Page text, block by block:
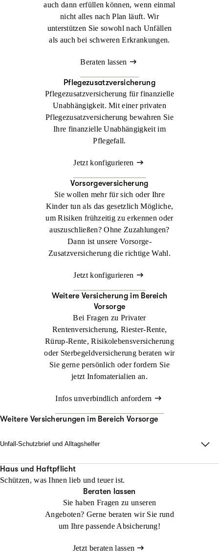
auch dann erfüllen können, wenn einmal
nicht alles nach Plan läuft. Wir
unterstützen Sie sowohl nach Unfällen
als auch bei schweren Erkrankungen.
Beraten lassen
Pflegezusatzversicherung
Pflegezusatzversicherung für finanzielle
Unabhängigkeit. Mit einer privaten
Pflegezusatzversicherung bewahren Sie
Ihre finanzielle Unabhängigkeit im
Pflegefall.
Jetzt konfigurieren
Vorsorgeversicherung
Sie wollen mehr für sich oder Ihre
Kinder tun als das gesetzlich Mögliche,
um Risiken frühzeitig zu erkennen oder
auszuschließen? Ohne Zuzahlungen?
Dann ist unsere Vorsorge-
Zusatzversicherung die richtige Wahl.
Jetzt konfigurieren
Weitere Versicherung im Bereich
Vorsorge
Bei Fragen zu Privater
Rentenversicherung, Riester-Rente,
Rürup-Rente, Risikolebensversicherung
oder Sterbegeldversicherung beraten wir
Sie gerne persönlich oder fordern Sie
jetzt Infomaterialien an.
Infos unverbindlich anfordern
Weitere Versicherungen im Bereich Vorsorge
Unfall-Schutzbrief und Alltagshelfer
Ihr Alltag nach einem Unfall innerhalb von 48 Stunden neu
organisiert ist.
Jetzt konfigurieren Jetzt beraten lassen
Haus und Haftpflicht
Schützen, was Ihnen lieb und teuer ist.
Beraten lassen
Sie haben Fragen zu unseren
Angeboten? Gerne beraten wir Sie rund
um Ihre passende Absicherung!
Jetzt beraten lassen